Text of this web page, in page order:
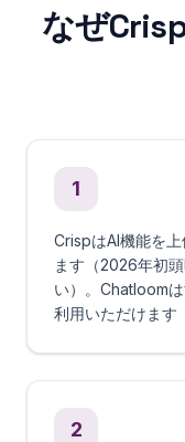
なぜ
1
CrispはAI機能を
ます（2026年初
い）。Chatloom
利用いただけます
2